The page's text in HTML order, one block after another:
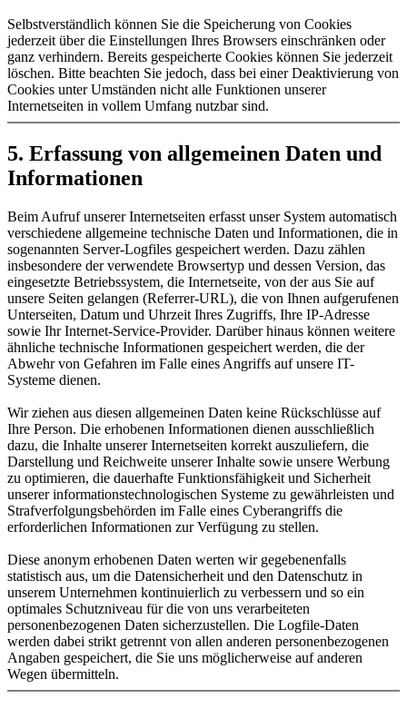
Selbstverständlich können Sie die Speicherung von Cookies
jederzeit über die Einstellungen Ihres Browsers einschränken oder
ganz verhindern. Bereits gespeicherte Cookies können Sie jederzeit
löschen. Bitte beachten Sie jedoch, dass bei einer Deaktivierung von
Cookies unter Umständen nicht alle Funktionen unserer
Internetseiten in vollem Umfang nutzbar sind.
5. Erfassung von allgemeinen Daten und
Informationen
Beim Aufruf unserer Internetseiten erfasst unser System automatisch
verschiedene allgemeine technische Daten und Informationen, die in
sogenannten Server-Logfiles gespeichert werden. Dazu zählen
insbesondere der verwendete Browsertyp und dessen Version, das
eingesetzte Betriebssystem, die Internetseite, von der aus Sie auf
unsere Seiten gelangen (Referrer-URL), die von Ihnen aufgerufenen
Unterseiten, Datum und Uhrzeit Ihres Zugriffs, Ihre IP-Adresse
sowie Ihr Internet-Service-Provider. Darüber hinaus können weitere
ähnliche technische Informationen gespeichert werden, die der
Abwehr von Gefahren im Falle eines Angriffs auf unsere IT-
Systeme dienen.
Wir ziehen aus diesen allgemeinen Daten keine Rückschlüsse auf
Ihre Person. Die erhobenen Informationen dienen ausschließlich
dazu, die Inhalte unserer Internetseiten korrekt auszuliefern, die
Darstellung und Reichweite unserer Inhalte sowie unsere Werbung
zu optimieren, die dauerhafte Funktionsfähigkeit und Sicherheit
unserer informationstechnologischen Systeme zu gewährleisten und
Strafverfolgungsbehörden im Falle eines Cyberangriffs die
erforderlichen Informationen zur Verfügung zu stellen.
Diese anonym erhobenen Daten werten wir gegebenenfalls
statistisch aus, um die Datensicherheit und den Datenschutz in
unserem Unternehmen kontinuierlich zu verbessern und so ein
optimales Schutzniveau für die von uns verarbeiteten
personenbezogenen Daten sicherzustellen. Die Logfile-Daten
werden dabei strikt getrennt von allen anderen personenbezogenen
Angaben gespeichert, die Sie uns möglicherweise auf anderen
Wegen übermitteln.